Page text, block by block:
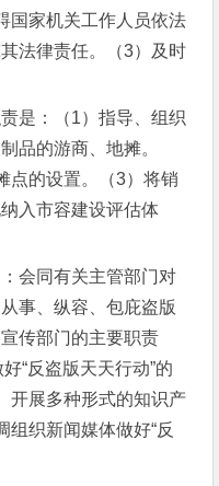
国家机关工作人员依法
法律责任。（3）及时
：（1）指导、组织
品的游商、地摊。
点的设置。（3）将销
入市容建设评估体
会同有关主管部门对
事、纵容、包庇盗版
传部门的主要职责
“反盗版天天行动”的
开展多种形式的知识产
织新闻媒体做好“反